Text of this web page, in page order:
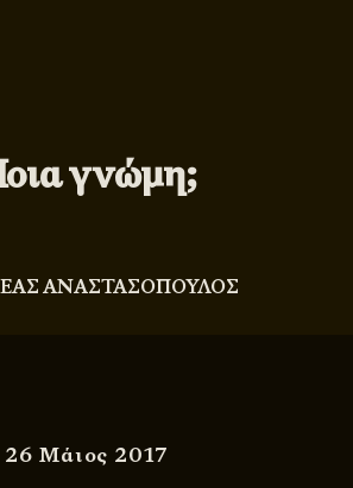
γνώμη;
ΑΝΑΣΤΑΣΟΠΟΥΛΟΣ
26 Μάιος 2017